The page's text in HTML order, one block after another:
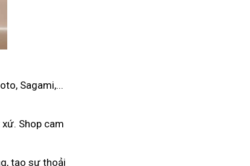
Sagami,...
Shop cam
tạo sự thoải